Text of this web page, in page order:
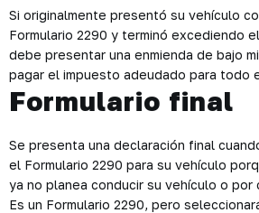
Si originalmente presentó su vehículo
Formulario 2290 y terminó excediendo
debe presentar una enmienda de bajo
pagar el impuesto adeudado para todo
Formulario final
Se presenta una declaración final
el Formulario 2290 para su vehículo
ya no planea conducir su vehículo o por
Es un Formulario 2290, pero